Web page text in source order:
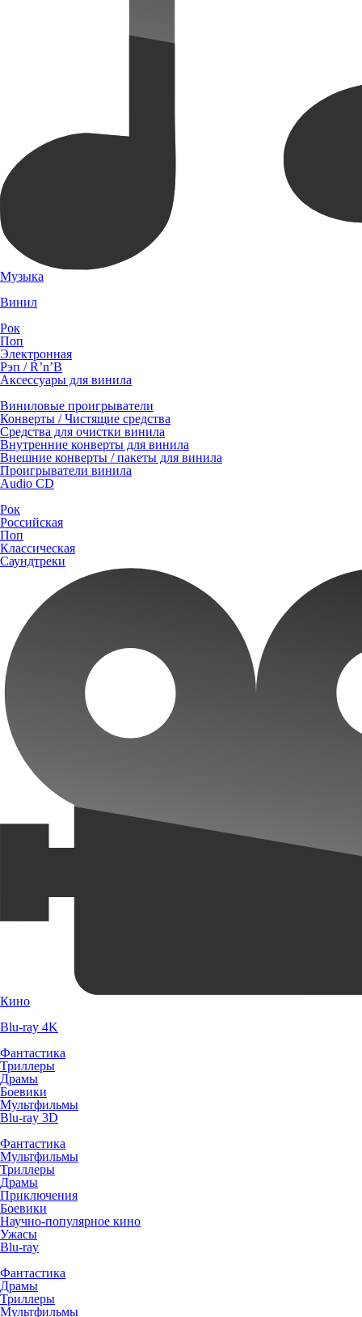
Музыка
Винил
Рок
Поп
Электронная
Рэп / R’n’B
Аксессуары для винила
Виниловые проигрыватели
Конверты / Чистящие средства
Средства для очистки винила
Внутренние конверты для винила
Внешние конверты / пакеты для винила
Проигрыватели винила
Audio CD
Рок
Российская
Поп
Классическая
Саундтреки
Кино
Blu-ray 4K
Фантастика
Триллеры
Драмы
Боевики
Мультфильмы
Blu-ray 3D
Фантастика
Мультфильмы
Триллеры
Драмы
Приключения
Боевики
Научно-популярное кино
Ужасы
Blu-ray
Фантастика
Драмы
Триллеры
Мультфильмы